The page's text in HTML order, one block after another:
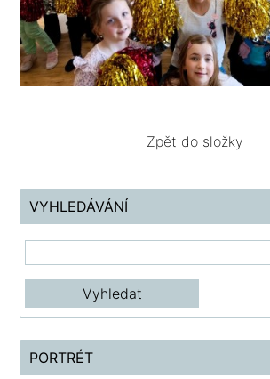
Zpět do složky
VYHLEDÁVÁNÍ
PORTRÉT